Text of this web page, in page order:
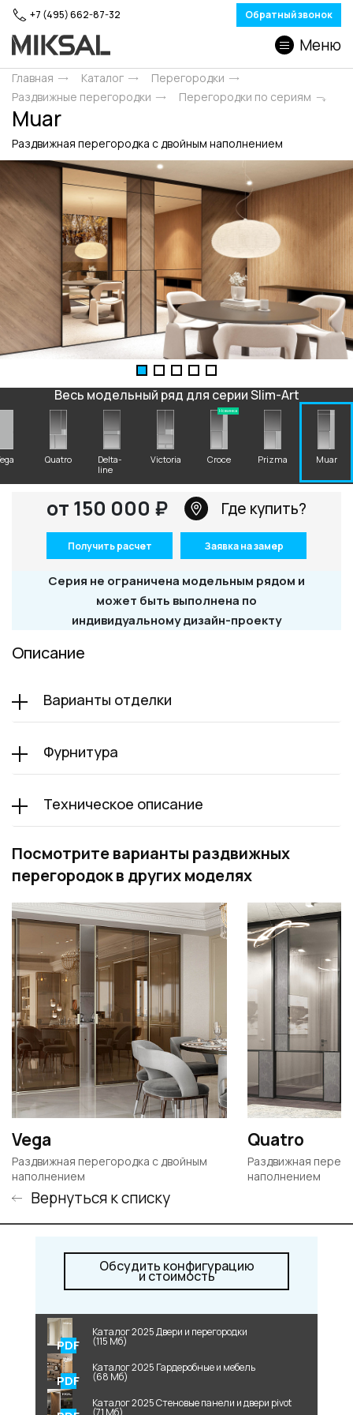
+7 (495) 662-87-32 Обратный звонок
Меню
Главная Каталог
Перегородки
Раздвижные перегородки
Перегородки по сериям
Muar
Раздвижная перегородка с двойным наполнением
Весь модельный ряд для серии Slim-Art
Quatro
Delta-
line
Victoria
Новинка
Croce Prizma Muar
от 150 000 ₽ Где купить?
Получить расчет Заявка на замер
Серия не ограничена модельным рядом и
может быть выполнена по
индивидуальному дизайн-проекту
Описание
Варианты отделки
Фурнитура
Техническое описание
Посмотрите варианты раздвижных
перегородок в других моделях
Vega
Раздвижная перегородка с двойным
наполнением
Quatro
Раздвижная
наполнением
Вернуться к списку
Обсудить конфигурацию
и стоимость
Каталог 2025 Двери и перегородки
(115 Мб)
Каталог 2025 Гардеробные и мебель
(68 Мб)
Каталог 2025 Стеновые панели и двери pivot
(71 Мб)
+7 495 662 87 32
salon@miksal.ru
Белорусская
г. Москва, ул. Бутырский Вал, д. 32
пн-сб 10:00 - 20:00 (вс 10:00 - 19:00)
(9.05 -выходной)
Посмотреть на карте
Телефон: +7 495 662-87-32
salon@miksal.ru